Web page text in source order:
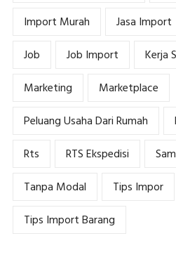
Import Murah
Jasa Import
Job
Job Import
Kerja
Marketing
Marketplace
Peluang Usaha Dari Rumah
Rts
RTS Ekspedisi
Tanpa Modal
Tips Impor
Tips Import Barang